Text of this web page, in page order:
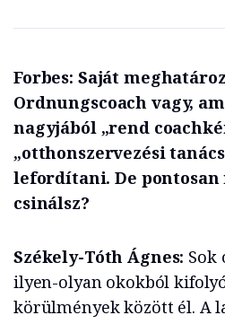
Forbes: Saját
Ordnungscoach vagy,
nagyjából „rend
„otthonszervezési
lefordítani. De pontosan
csinálsz?
Székely-Tóth Ágnes: Sok
ilyen-olyan okokból
körülmények között él. A